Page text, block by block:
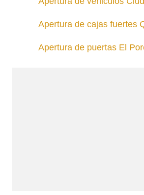
Apertura de cajas fuertes
Apertura de puertas El